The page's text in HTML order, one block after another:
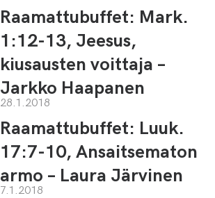
Raamattubuffet: Mark.
1:12-13, Jeesus,
kiusausten voittaja –
Jarkko Haapanen
28.1.2018
Raamattubuffet: Luuk.
17:7-10, Ansaitsematon
armo – Laura Järvinen
7.1.2018